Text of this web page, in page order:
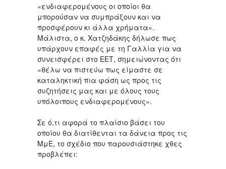
«ενδιαφερομένους οι οποίοι θα
μπορούσαν να συμπράξουν και να
προσφέρουν κι άλλα χρήματα».
Μάλιστα, ο κ. Χατζηδάκης δήλωσε πως
υπάρχουν επαφές με τη Γαλλία για να
συνεισφέρει στο ΕΕΤ, σημειώνοντας ότι
«θέλω να πιστεύω πως είμαστε σε
καταληκτική πια φάση ως προς τις
συζητήσεις μας και με όλους τους
υπόλοιπους ενδιαφερομένους».
Σε ό,τι αφορά το πλαίσιο βάσει του
οποίου θα διατίθενται τα δάνεια προς τις
ΜμΕ, το σχέδιο που παρουσιάστηκε χθες
προβλέπει: